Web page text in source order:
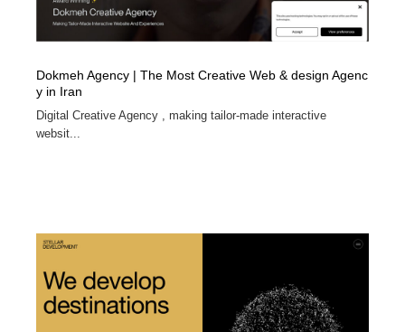
Dokmeh Agency | The Most Creative Web & design Agenc
y in Iran
Digital Creative Agency , making tailor-made interactive
websit...